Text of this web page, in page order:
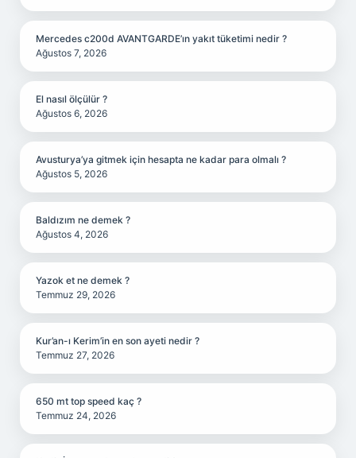
Mercedes c200d AVANTGARDE’ın yakıt tüketimi nedir ?
Ağustos 7, 2026
El nasıl ölçülür ?
Ağustos 6, 2026
Avusturya’ya gitmek için hesapta ne kadar para olmalı ?
Ağustos 5, 2026
Baldızım ne demek ?
Ağustos 4, 2026
Yazok et ne demek ?
Temmuz 29, 2026
Kur’an-ı Kerim’in en son ayeti nedir ?
Temmuz 27, 2026
650 mt top speed kaç ?
Temmuz 24, 2026